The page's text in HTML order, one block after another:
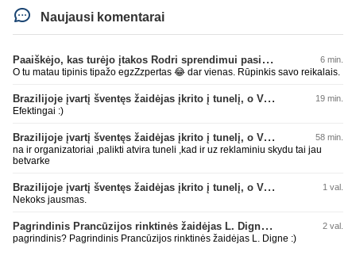
Naujausi komentarai
Paaiškėjo, kas turėjo įtakos Rodri sprendimui pasirinkti Barselonos pusę 6 min.
O tu matau tipinis tipažo egzZzpertas 😂 dar vienas. Rūpinkis savo reikalais.
Brazilijoje įvartį šventęs žaidėjas įkrito į tunelį, o VAR įvartį atšaukė 19 min.
Efektingai :)
Brazilijoje įvartį šventęs žaidėjas įkrito į tunelį, o VAR įvartį atšaukė 58 min.
na ir organizatoriai ,palikti atvira tuneli ,kad ir uz reklaminiu skydu tai jau
betvarke
Brazilijoje įvartį šventęs žaidėjas įkrito į tunelį, o VAR įvartį atšaukė 1 val.
Nekoks jausmas.
Pagrindinis Prancūzijos rinktinės žaidėjas L. Digne papildė PSG gretas 2 val.
pagrindinis? Pagrindinis Prancūzijos rinktinės žaidėjas L. Digne :)